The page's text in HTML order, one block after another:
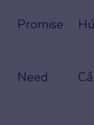
Promise
Need